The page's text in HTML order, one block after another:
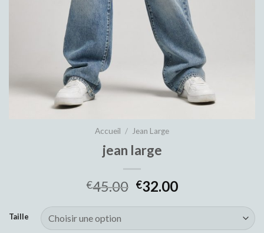
Accueil / Jean Large
jean large
€45.00 €32.00
Taille